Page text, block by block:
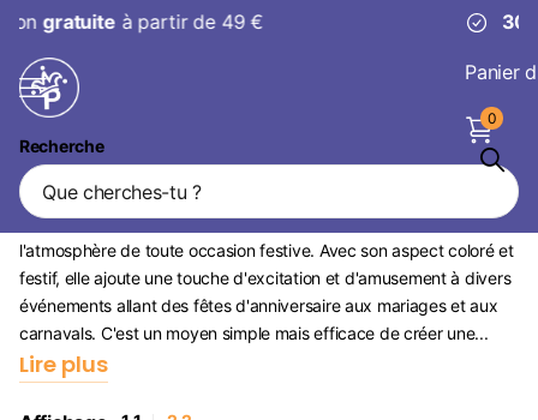
30 jourspour changer d’avis
Recherche
Panier
0
Serpentine
La serpentine est un article de fête essentiel qui peut améliorer
l'atmosphère de toute occasion festive. Avec son aspect coloré et
festif, elle ajoute une touche d'excitation et d'amusement à divers
événements allant des fêtes d'anniversaire aux mariages et aux
carnavals. C'est un moyen simple mais efficace de créer une...
Lire plus